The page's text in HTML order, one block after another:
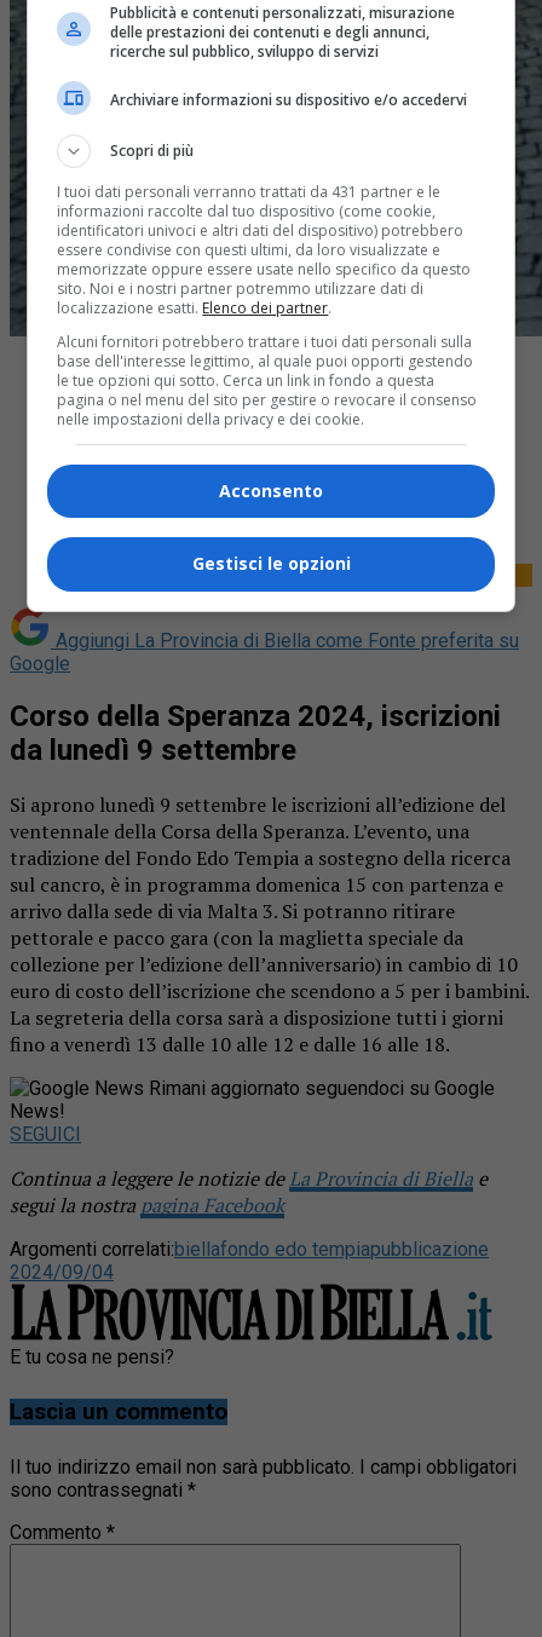
Aggiungi La Provincia di Biella come Fonte preferita su
Google
Corso della Speranza 2024, iscrizioni
da lunedì 9 settembre
Si aprono lunedì 9 settembre le iscrizioni all’edizione del
ventennale della Corsa della Speranza. L’evento, una
tradizione del Fondo Edo Tempia a sostegno della ricerca
sul cancro, è in programma domenica 15 con partenza e
arrivo dalla sede di via Malta 3. Si potranno ritirare
pettorale e pacco gara (con la maglietta speciale da
collezione per l’edizione dell’anniversario) in cambio di 10
euro di costo dell’iscrizione che scendono a 5 per i bambini.
La segreteria della corsa sarà a disposizione tutti i giorni
fino a venerdì 13 dalle 10 alle 12 e dalle 16 alle 18.
Rimani aggiornato seguendoci su Google
News!
SEGUICI
Continua a leggere le notizie deLa Provincia di Biella e
segui la nostra pagina Facebook
Argomenti correlati:biellafondo edo tempiapubblicazione
2024/09/04
E tu cosa ne pensi?
Lascia un commento
Il tuo indirizzo email non sarà pubblicato. I campi obbligatori
sono contrassegnati *
Commento *
Pubblicità e contenuti personalizzati, misurazione
delle prestazioni dei contenuti e degli annunci,
ricerche sul pubblico, sviluppo di servizi
Archiviare informazioni su dispositivo e/o accedervi
Scopri di più
I tuoi dati personali verranno trattati da 431 partner e le
informazioni raccolte dal tuo dispositivo (come cookie,
identificatori univoci e altri dati del dispositivo) potrebbero
essere condivise con questi ultimi, da loro visualizzate e
memorizzate oppure essere usate nello specifico da questo
sito. Noi e i nostri partner potremmo utilizzare dati di
localizzazione esatti. Elenco dei partner.
Alcuni fornitori potrebbero trattare i tuoi dati personali sulla
base dell'interesse legittimo, al quale puoi opporti gestendo
le tue opzioni qui sotto. Cerca un link in fondo a questa
pagina o nel menu del sito per gestire o revocare il consenso
nelle impostazioni della privacy e dei cookie.
Acconsento
Gestisci le opzioni